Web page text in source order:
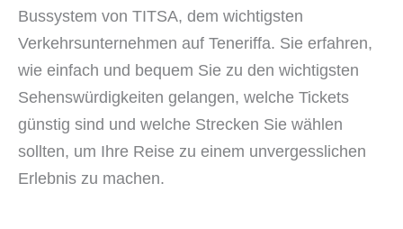
Bussystem von TITSA, dem wichtigsten
Verkehrsunternehmen auf Teneriffa. Sie erfahren,
wie einfach und bequem Sie zu den wichtigsten
Sehenswürdigkeiten gelangen, welche Tickets
günstig sind und welche Strecken Sie wählen
sollten, um Ihre Reise zu einem unvergesslichen
Erlebnis zu machen.